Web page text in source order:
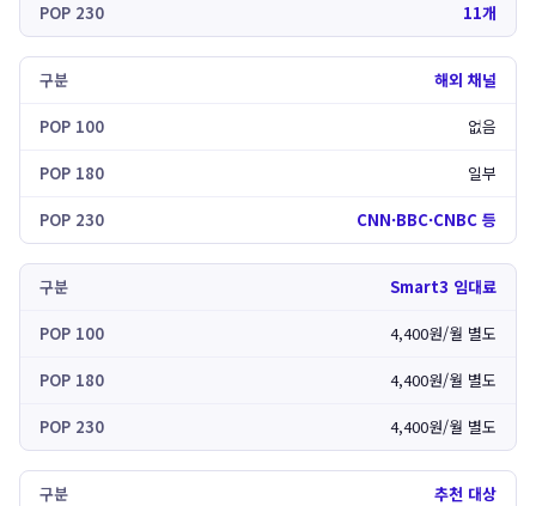
11개
해외 채널
없음
일부
CNN·BBC·CNBC 등
Smart3 임대료
4,400원/월 별도
4,400원/월 별도
4,400원/월 별도
추천 대상